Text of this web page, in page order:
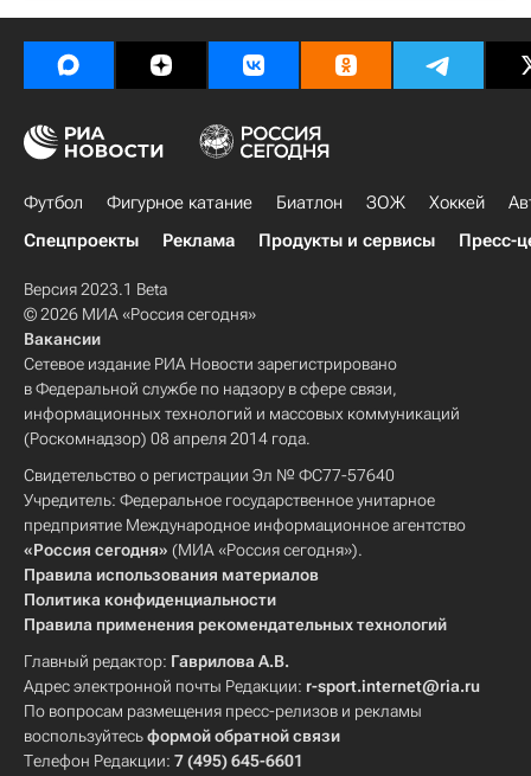
Футбол Фигурное катание Биатлон ЗОЖ Хоккей
Спецпроекты
Реклама Продукты и сервисы Пресс-
Версия 2023.1 Beta
© 2026 МИА «Россия сегодня»
Вакансии
Сетевое издание РИА Новости зарегистрировано
в Федеральной службе по надзору в сфере связи,
информационных технологий и массовых коммуникаций
(Роскомнадзор) 08 апреля 2014 года.
Свидетельство о регистрации Эл № ФС77-57640
Учредитель: Федеральное государственное унитарное
предприятие Международное информационное агентство
«Россия сегодня» (МИА «Россия сегодня»).
Правила использования материалов
Политика конфиденциальности
Правила применения рекомендательных технологий
Главный редактор: Гаврилова А.В.
Адрес электронной почты Редакции: r-sport.internet@ria.ru
По вопросам размещения пресс-релизов и рекламы
воспользуйтесьформой обратной связи
Телефон Редакции: 7 (495) 645-6601